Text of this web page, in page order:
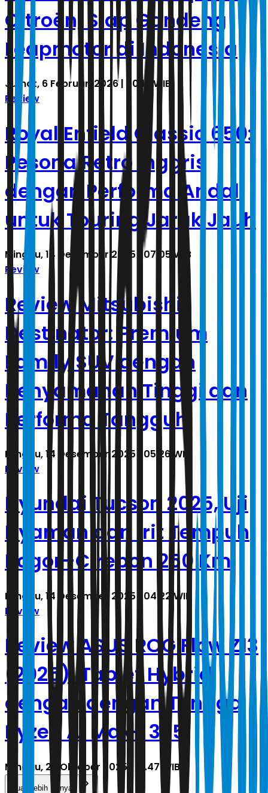
Citroën, Siap Gandeng
Leapmotor di Indonesia
Jumat, 6 Februari 2026 | 20.15 WIB
Review
Royal Enfield Classic 650:
Pesona Retro Inggris
dengan Performa Andal
untuk Touring Jarak Jauh
Minggu, 14 Desember 2025 | 07.05 WIB
Review
Review Mitsubishi
Destinator: Premium
Family SUV dengan
Kenyamanan Tinggi dan
Performa Tangguh
Minggu, 14 Desember 2025 | 05.26 WIB
Review
Hyundai Tucson 2025, Uji
Nyaman dan Irit Tempuh
Bogor–Cirebon 250 Km
Minggu, 14 Desember 2025 | 04.22 WIB
Review
Review ASUS ROG Flow Z13
(2025): Tablet Hybrid
dengan dengan Tenaga
Ryzen AI Max+ 395
Minggu, 26 Oktober 2025 | 18.47 WIB
Muat Lebih Banyak